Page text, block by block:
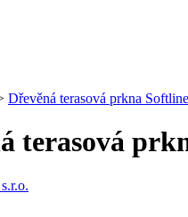
Dřevěná terasová prkna
terasová